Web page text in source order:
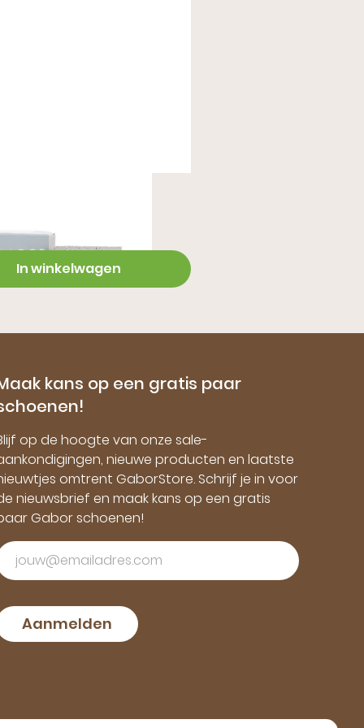
In winkelwagen
kans op een gratis paar
op de hoogte van onze sale-
nieuwe producten en laatste
omtrent GaborStore. Schrijf je in voor
nieuwsbrief en maak kans op een gratis
Gabor schoenen!
Aanmelden